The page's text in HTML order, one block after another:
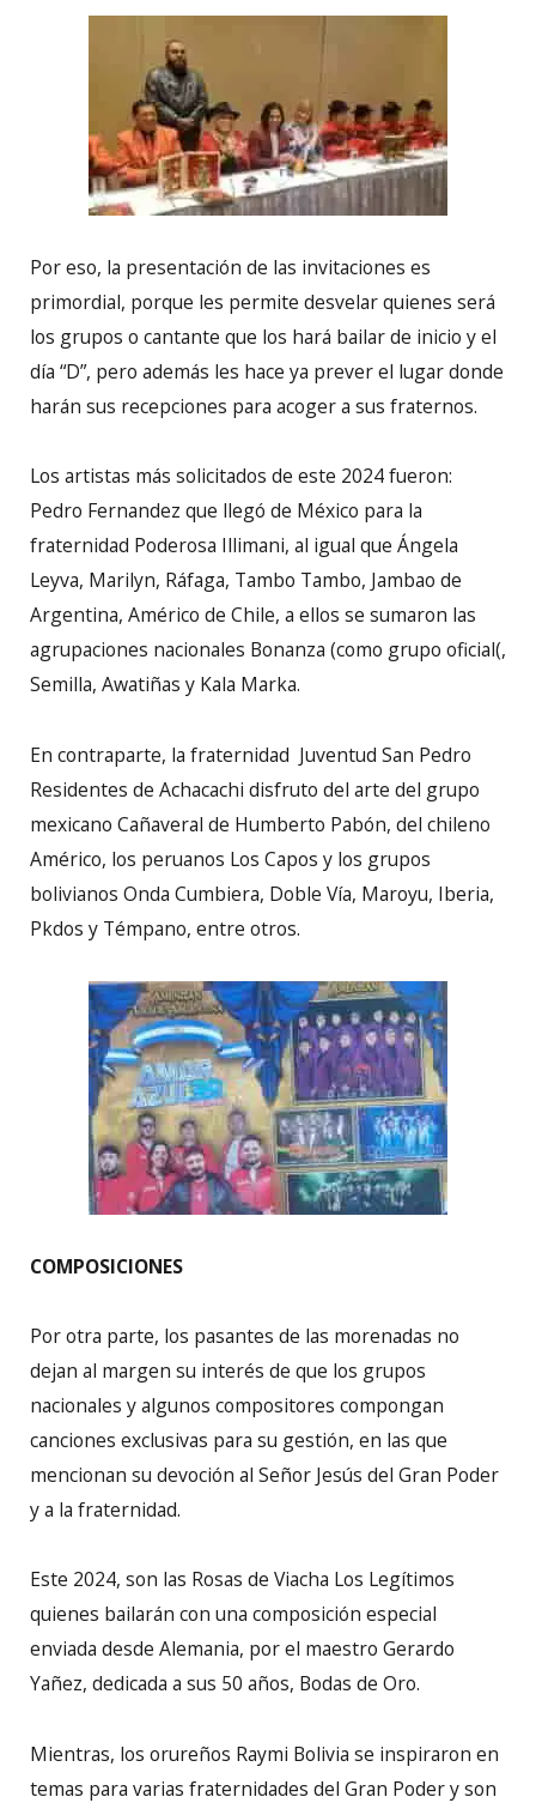
Por eso, la presentación de las invitaciones es
primordial, porque les permite desvelar quienes será
los grupos o cantante que los hará bailar de inicio y el
día “D”, pero además les hace ya prever el lugar donde
harán sus recepciones para acoger a sus fraternos.
Los artistas más solicitados de este 2024 fueron:
Pedro Fernandez que llegó de México para la
fraternidad Poderosa Illimani, al igual que Ángela
Leyva, Marilyn, Ráfaga, Tambo Tambo, Jambao de
Argentina, Américo de Chile, a ellos se sumaron las
agrupaciones nacionales Bonanza (como grupo oficial(,
Semilla, Awatiñas y Kala Marka.
En contraparte, la fraternidad Juventud San Pedro
Residentes de Achacachi disfruto del arte del grupo
mexicano Cañaveral de Humberto Pabón, del chileno
Américo, los peruanos Los Capos y los grupos
bolivianos Onda Cumbiera, Doble Vía, Maroyu, Iberia,
Pkdos y Témpano, entre otros.
COMPOSICIONES
Por otra parte, los pasantes de las morenadas no
dejan al margen su interés de que los grupos
nacionales y algunos compositores compongan
canciones exclusivas para su gestión, en las que
mencionan su devoción al Señor Jesús del Gran Poder
y a la fraternidad.
Este 2024, son las Rosas de Viacha Los Legítimos
quienes bailarán con una composición especial
enviada desde Alemania, por el maestro Gerardo
Yañez, dedicada a sus 50 años, Bodas de Oro.
Mientras, los orureños Raymi Bolivia se inspiraron en
temas para varias fraternidades del Gran Poder y son